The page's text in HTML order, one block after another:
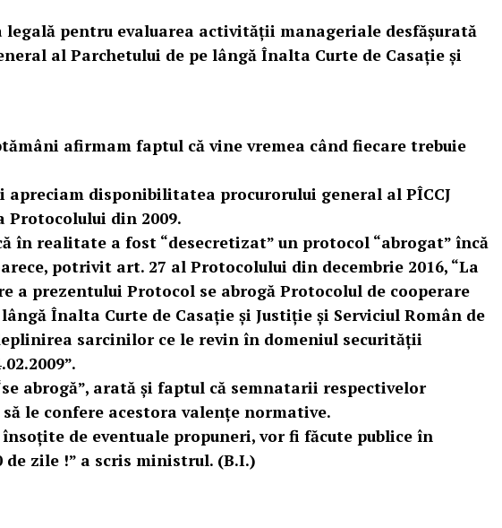
legală pentru evaluarea activității manageriale desfășurată
al Parchetului de pe lângă Înalta Curte de Casație și
afirmam faptul că vine vremea când fiecare trebuie
apreciam disponibilitatea procurorului general al PÎCCJ
Protocolului din 2009.
în realitate a fost “desecretizat” un protocol “abrogat” încă
potrivit art. 27 al Protocolului din decembrie 2016, “La
a prezentului Protocol se abrogă Protocolul de cooperare
Înalta Curte de Casație și Justiție și Serviciul Român de
sarcinilor ce le revin în domeniul securității
abrogă”, arată și faptul că semnatarii respectivelor
le confere acestora valențe normative.
de eventuale propuneri, vor fi făcute publice în
zile !” a scris ministrul. (B.I.)